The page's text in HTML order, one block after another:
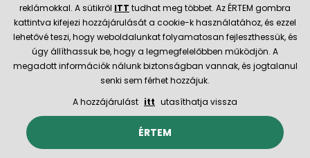
Szállítás és fizetési módok
Megbízható kereskedő
© 2026 Hecht.cz Általános szerződési feltételek
Az e-boltot létrehozta és technikailag biztosítjaSIMPLIA.cz
reklámokkal. A sütikről ITT tudhat meg többet. Az ÉRTEM gombra
kattintva kifejezi hozzájárulását a cookie-k használatához, és ezzel
lehetővé teszi, hogy weboldalunkat folyamatosan fejleszthessük, és
úgy állíthassuk be, hogy a legmegfelelőbben működjön. A
megadott információk nálunk biztonságban vannak, és jogtalanul
senki sem férhet hozzájuk.
A hozzájárulást itt utasíthatja vissza
ÉRTEM